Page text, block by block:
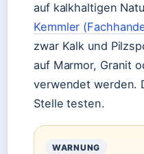
auf kalkhaltigen
Kemmler
zwar Kalk und
auf Marmor, Granit
verwendet werden.
Stelle testen.
WARNUNG